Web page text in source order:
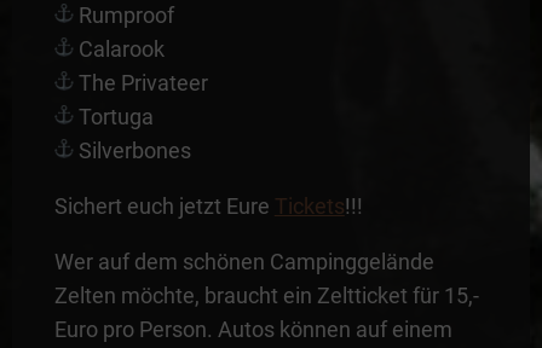
Rumproof
Calarook
The Privateer
Tortuga
Silverbones
Sichert euch jetzt Eure Tickets!!!
Wer auf dem schönen Campinggelände
Zelten möchte, braucht ein Zeltticket für 15,-
Euro pro Person. Autos können auf einem